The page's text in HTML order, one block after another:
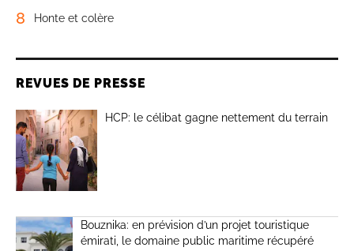
8 Honte et colère
REVUES DE PRESSE
HCP: le célibat gagne nettement du terrain
Bouznika: en prévision d’un projet touristique
émirati, le domaine public maritime récupéré